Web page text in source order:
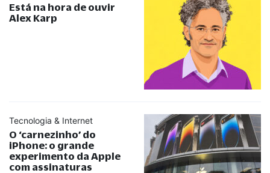
Está na hora de ouvir
Alex Karp
Tecnologia & Internet
O ‘carnezinho’ do
iPhone: o grande
experimento da Apple
com assinaturas